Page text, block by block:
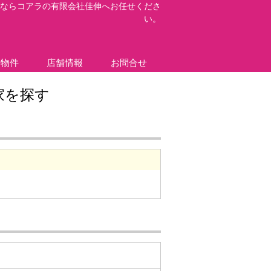
らコアラの有限会社佳伸へお任せくださ
い。
件 店舗情報 お問合せ
を探す